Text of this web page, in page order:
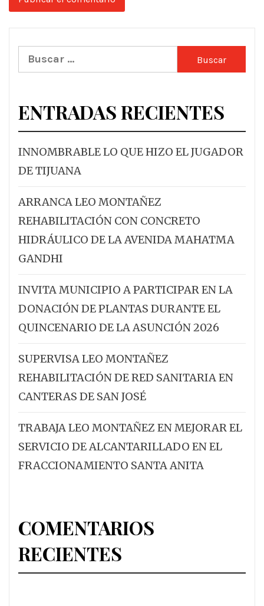
Buscar:
ENTRADAS RECIENTES
INNOMBRABLE LO QUE HIZO EL JUGADOR
DE TIJUANA
ARRANCA LEO MONTAÑEZ
REHABILITACIÓN CON CONCRETO
HIDRÁULICO DE LA AVENIDA MAHATMA
GANDHI
INVITA MUNICIPIO A PARTICIPAR EN LA
DONACIÓN DE PLANTAS DURANTE EL
QUINCENARIO DE LA ASUNCIÓN 2026
SUPERVISA LEO MONTAÑEZ
REHABILITACIÓN DE RED SANITARIA EN
CANTERAS DE SAN JOSÉ
TRABAJA LEO MONTAÑEZ EN MEJORAR EL
SERVICIO DE ALCANTARILLADO EN EL
FRACCIONAMIENTO SANTA ANITA
COMENTARIOS
RECIENTES